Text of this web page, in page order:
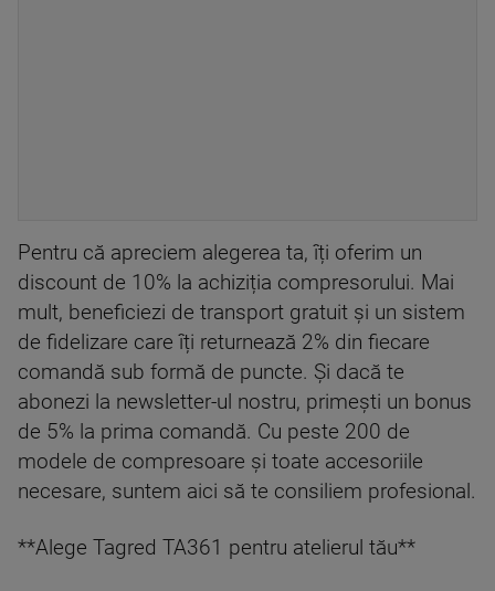
Pentru că apreciem alegerea ta, îți oferim un
discount de 10% la achiziția compresorului. Mai
mult, beneficiezi de transport gratuit și un sistem
de fidelizare care îți returnează 2% din fiecare
comandă sub formă de puncte. Și dacă te
abonezi la newsletter-ul nostru, primești un bonus
de 5% la prima comandă. Cu peste 200 de
modele de compresoare și toate accesoriile
necesare, suntem aici să te consiliem profesional.
**Alege Tagred TA361 pentru atelierul tău**